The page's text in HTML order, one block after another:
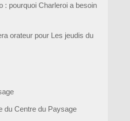
: pourquoi Charleroi a besoin
orateur pour Les jeudis du
du Centre du Paysage